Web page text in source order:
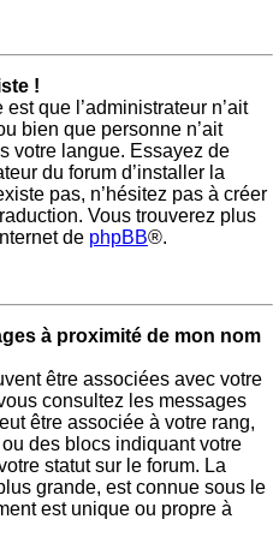
!
que l’administrateur n’ait
bien que personne n’ait
votre langue. Essayez de
du forum d’installer la
pas, n’hésitez pas à créer
Vous trouverez plus
de phpBB®.
à proximité de mon nom
être associées avec votre
consultez les messages
être associée à votre rang,
des blocs indiquant votre
statut sur le forum. La
grande, est connue sous le
est unique ou propre à